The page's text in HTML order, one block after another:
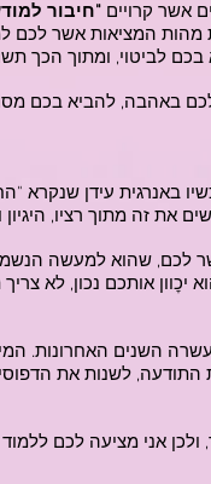
אשר קרויים "חיבור
המציאות אשר לכם
לביטוי, ומתוך הכך
לכם באהבה, להביא בכם
באנרגית עידן שנקרא
את זה מתוך רציו, היגיון
לכם, שהוא למעשה
יכׇוון אותכם נכון, לא
השנים האחרונות.
התודעה, לשנות את
אני מציעה לכם